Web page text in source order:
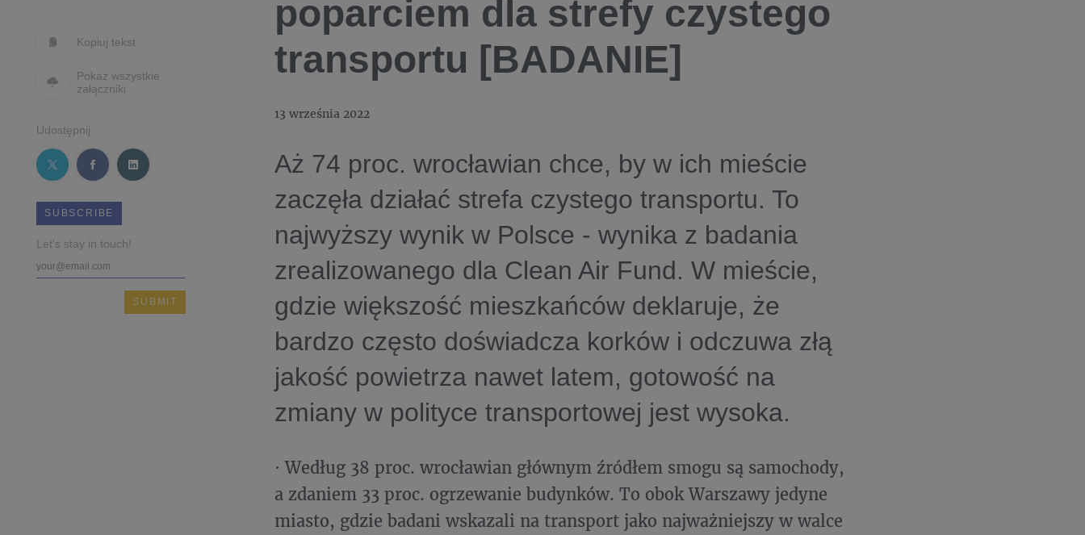
Kopiuj tekst
Pokaż wszystkie
załączniki
Udostępnij
SUBSCRIBE
Let's stay in touch!
poparciem dla strefy czystego
transportu [BADANIE]
13 września 2022
Aż 74 proc. wrocławian chce, by w ich mieście
zaczęła działać strefa czystego transportu. To
najwyższy wynik w Polsce - wynika z badania
zrealizowanego dla Clean Air Fund. W mieście,
gdzie większość mieszkańców deklaruje, że
bardzo często doświadcza korków i odczuwa złą
jakość powietrza nawet latem, gotowość na
zmiany w polityce transportowej jest wysoka.
· Według 38 proc. wrocławian głównym źródłem smogu są samochody,
a zdaniem 33 proc. ogrzewanie budynków. To obok Warszawy jedyne
miasto, gdzie badani wskazali na transport jako najważniejszy w walce